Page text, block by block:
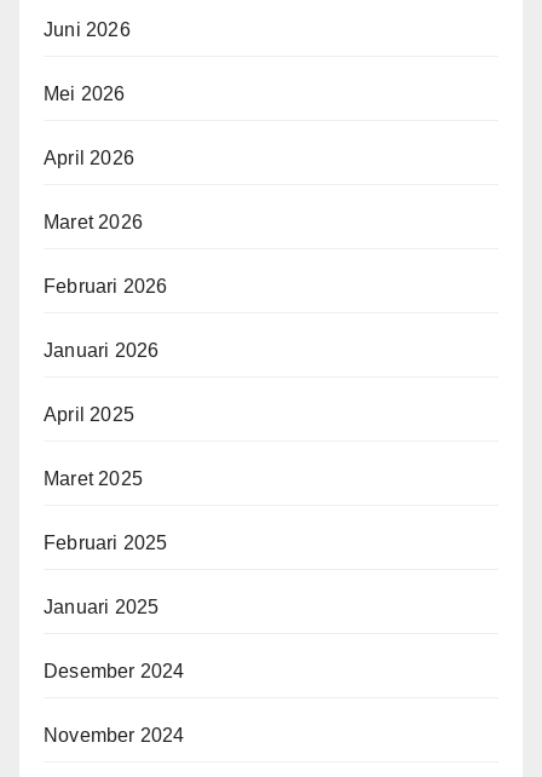
Juni 2026
Mei 2026
April 2026
Maret 2026
Februari 2026
Januari 2026
April 2025
Maret 2025
Februari 2025
Januari 2025
Desember 2024
November 2024